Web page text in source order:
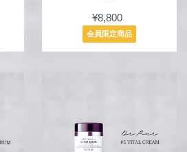
¥8,800
会員限定商品